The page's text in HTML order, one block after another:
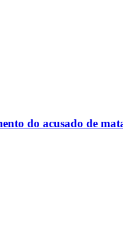
do acusado de